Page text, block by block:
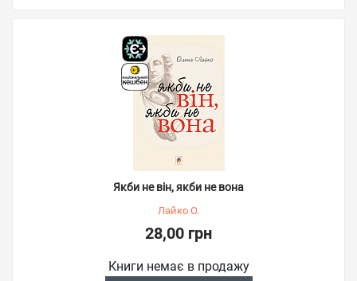
Якби не він, якби не вона
Лайко О.
28,00 грн
Книги немає в продажу